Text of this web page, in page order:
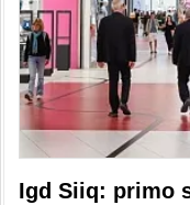
Igd Siiq: primo